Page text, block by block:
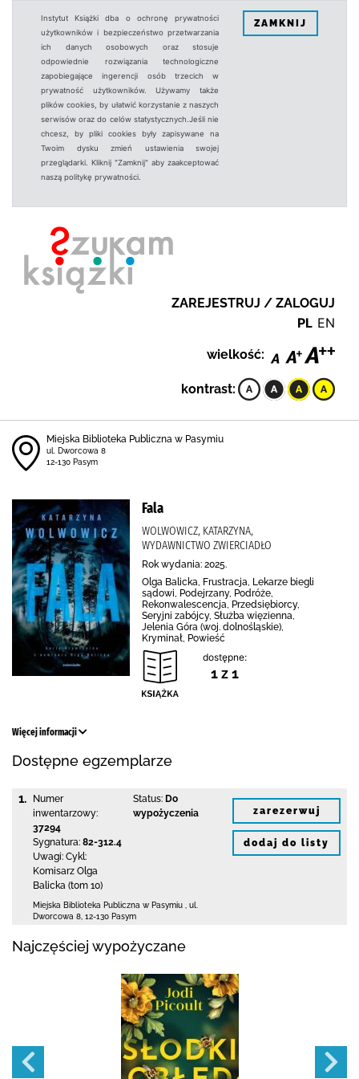
Instytut Książki dba o ochronę prywatności
użytkowników i bezpieczeństwo przetwarzania
ich danych osobowych oraz stosuje
odpowiednie rozwiązania technologiczne
zapobiegające ingerencji osób trzecich w
prywatność użytkowników. Używamy także
plików cookies, by ułatwić korzystanie z naszych
serwisów oraz do celów statystycznych.Jeśli nie
chcesz, by pliki cookies były zapisywane na
Twoim dysku zmień ustawienia swojej
przeglądarki. Kliknij "Zamknij" aby zaakceptować
naszą politykę prywatności.
ZAMKNIJ
ZAREJESTRUJ / ZALOGUJ
PL EN
wielkość:
kontrast:
Miejska Biblioteka Publiczna w Pasymiu
ul. Dworcowa 8
12-130 Pasym
Fala
WOLWOWICZ, KATARZYNA,
WYDAWNICTWO ZWIERCIADŁO
Rok wydania: 2025.
Olga Balicka, Frustracja, Lekarze biegli
sądowi, Podejrzany, Podróże,
Rekonwalescencja, Przedsiębiorcy,
Seryjni zabójcy, Służba więzienna,
Jelenia Góra (woj. dolnośląskie),
Kryminał, Powieść
dostępne:
1 z 1
Więcej informacji
Dostępne egzemplarze
1.
Numer
inwentarzowy:
37294
Sygnatura: 82-312.4
Uwagi: Cykl:
Komisarz Olga
Balicka (tom 10)
Status: Do
wypożyczenia
Miejska Biblioteka Publiczna w Pasymiu
ul.
Dworcowa 8 12-130 Pasym
zarezerwuj
dodaj do listy
Najczęściej wypożyczane